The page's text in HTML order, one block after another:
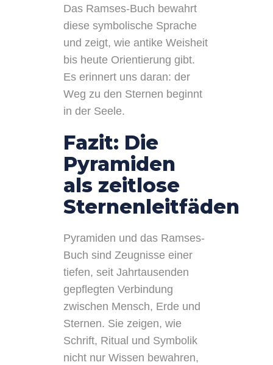
Das Ramses-Buch bewahrt
diese symbolische Sprache
und zeigt, wie antike Weisheit
bis heute Orientierung gibt.
Es erinnert uns daran: der
Weg zu den Sternen beginnt
in der Seele.
Fazit: Die
Pyramiden
als zeitlose
Sternenleitfäden
Pyramiden und das Ramses-
Buch sind Zeugnisse einer
tiefen, seit Jahrtausenden
gepflegten Verbindung
zwischen Mensch, Erde und
Sternen. Sie zeigen, wie
Schrift, Ritual und Symbolik
nicht nur Wissen bewahren,